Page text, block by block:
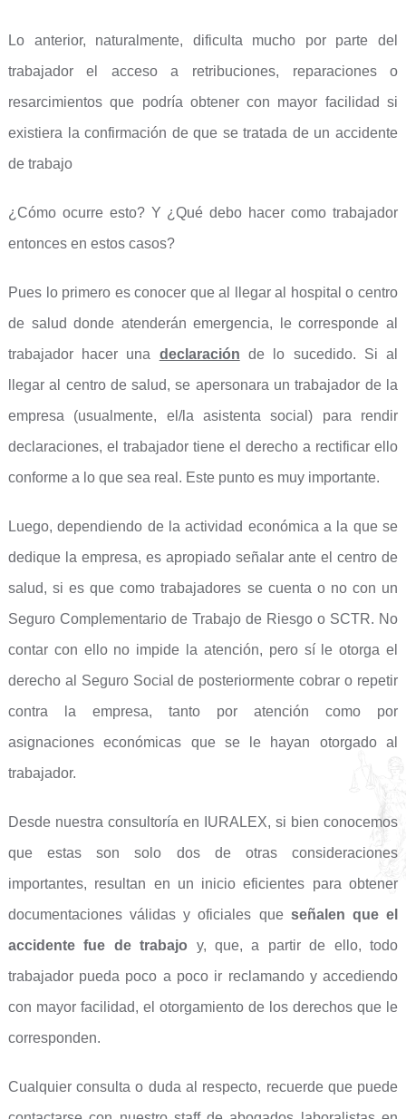
Lo anterior, naturalmente, dificulta mucho por parte del
trabajador el acceso a retribuciones, reparaciones o
resarcimientos que podría obtener con mayor facilidad si
existiera la confirmación de que se tratada de un accidente
de trabajo
¿Cómo ocurre esto? Y ¿Qué debo hacer como trabajador
entonces en estos casos?
Pues lo primero es conocer que al llegar al hospital o centro
de salud donde atenderán emergencia, le corresponde al
trabajador hacer una declaración de lo sucedido. Si al
llegar al centro de salud, se apersonara un trabajador de la
empresa (usualmente, el/la asistenta social) para rendir
declaraciones, el trabajador tiene el derecho a rectificar ello
conforme a lo que sea real. Este punto es muy importante.
Luego, dependiendo de la actividad económica a la que se
dedique la empresa, es apropiado señalar ante el centro de
salud, si es que como trabajadores se cuenta o no con un
Seguro Complementario de Trabajo de Riesgo o SCTR. No
contar con ello no impide la atención, pero sí le otorga el
derecho al Seguro Social de posteriormente cobrar o repetir
contra la empresa, tanto por atención como por
asignaciones económicas que se le hayan otorgado al
trabajador.
Desde nuestra consultoría en IURALEX, si bien conocemos
que estas son solo dos de otras consideraciones
importantes, resultan en un inicio eficientes para obtener
documentaciones válidas y oficiales que señalen que el
accidente fue de trabajo y, que, a partir de ello, todo
trabajador pueda poco a poco ir reclamando y accediendo
con mayor facilidad, el otorgamiento de los derechos que le
corresponden.
Cualquier consulta o duda al respecto, recuerde que puede